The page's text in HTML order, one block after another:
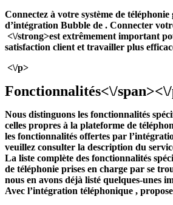
Connectez à votre système de téléphonie
d’intégration Bubble de . Connecter
<\/strong>est extrêmement important
satisfaction client et travailler plus
<\/p>
Fonctionnalités<\/
Nous distinguons les fonctionnalités
celles propres à la plateforme de
les fonctionnalités offertes par
veuillez consulter la description du
La liste complète des fonctionnalités
de téléphonie prises en charge par se
nous en avons déjà listé quelques-unes
Avec l’intégration téléphonique ,